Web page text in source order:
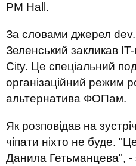
PM Hall.
За словами джерел
Зеленський закликав IT-
City. Це спеціальний
організаційний режим
альтернатива ФОПам.
Як розповідав на
чіпати ніхто не буде.
Данила Гетьманцева", -